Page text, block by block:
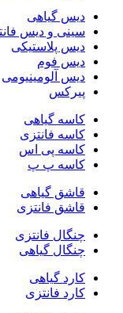
دیس گیاهی
سینی و دیس
دیس پلاستیکی
دیس فوم
دیس آلومینیومی
پیرکس
کاسه گیاهی
کاسه فانتزی
کاسه پی اس
کاسه پ پ
قاشق گیاهی
قاشق فانتزی
چنگال فانتزی
چنگال گیاهی
کارد گیاهی
کارد فانتزی